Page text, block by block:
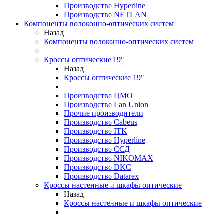
Производство Hyperline
Производство NETLAN
Компоненты волоконно-оптических систем
Назад
Компоненты волоконно-оптических систем
Кроссы оптические 19"
Назад
Кроссы оптические 19"
Производство ЦМО
Производство Lan Union
Прочие производители
Производство Cabeus
Производство ITK
Производство Hyperline
Производство ССД
Производство NIKOMAX
Производство DKC
Производство Datarex
Кроссы настенные и шкафы оптические
Назад
Кроссы настенные и шкафы оптические